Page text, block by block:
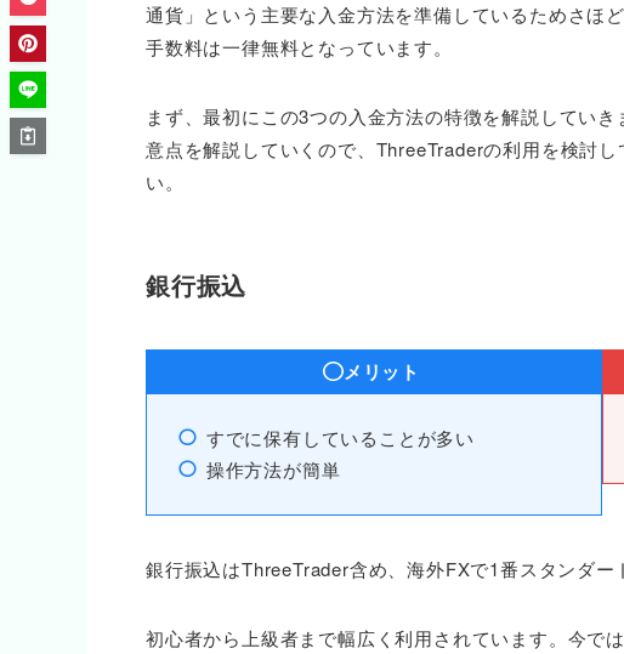
通貨」という主要な入金方法を準備しているためさほ
手数料は一律無料となっています。
まず、最初にこの3つの入金方法の特徴を解説してい
意点を解説していくので、ThreeTraderの利用を検討
い。
銀行振込
メリット
すでに保有していることが多い
操作方法が簡単
銀行振込はThreeTrader含め、海外FXで1番スタンダー
初心者から上級者まで幅広く利用されています。今で